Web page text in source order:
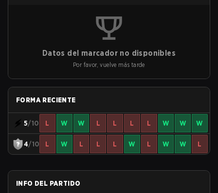
Datos del marcador no disponibles
Por favor, vuelve más tarde
FORMA RECIENTE
5/10 L W W L L L L W W W
4/10 L W L L L W L W W L
INFO DEL PARTIDO